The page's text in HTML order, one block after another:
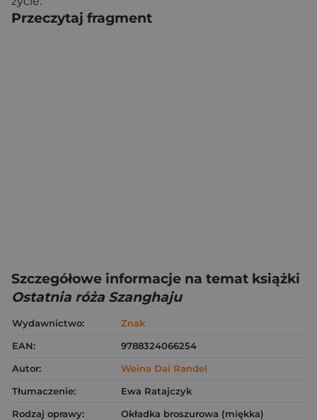
Przeczytaj fragment
Szczegółowe informacje na temat książki
Ostatnia róża Szanghaju
Wydawnictwo:
Znak
EAN:
9788324066254
Autor:
Weina Dai Randel
Tłumaczenie:
Ewa Ratajczyk
Rodzaj oprawy:
Okładka broszurowa (miękka)